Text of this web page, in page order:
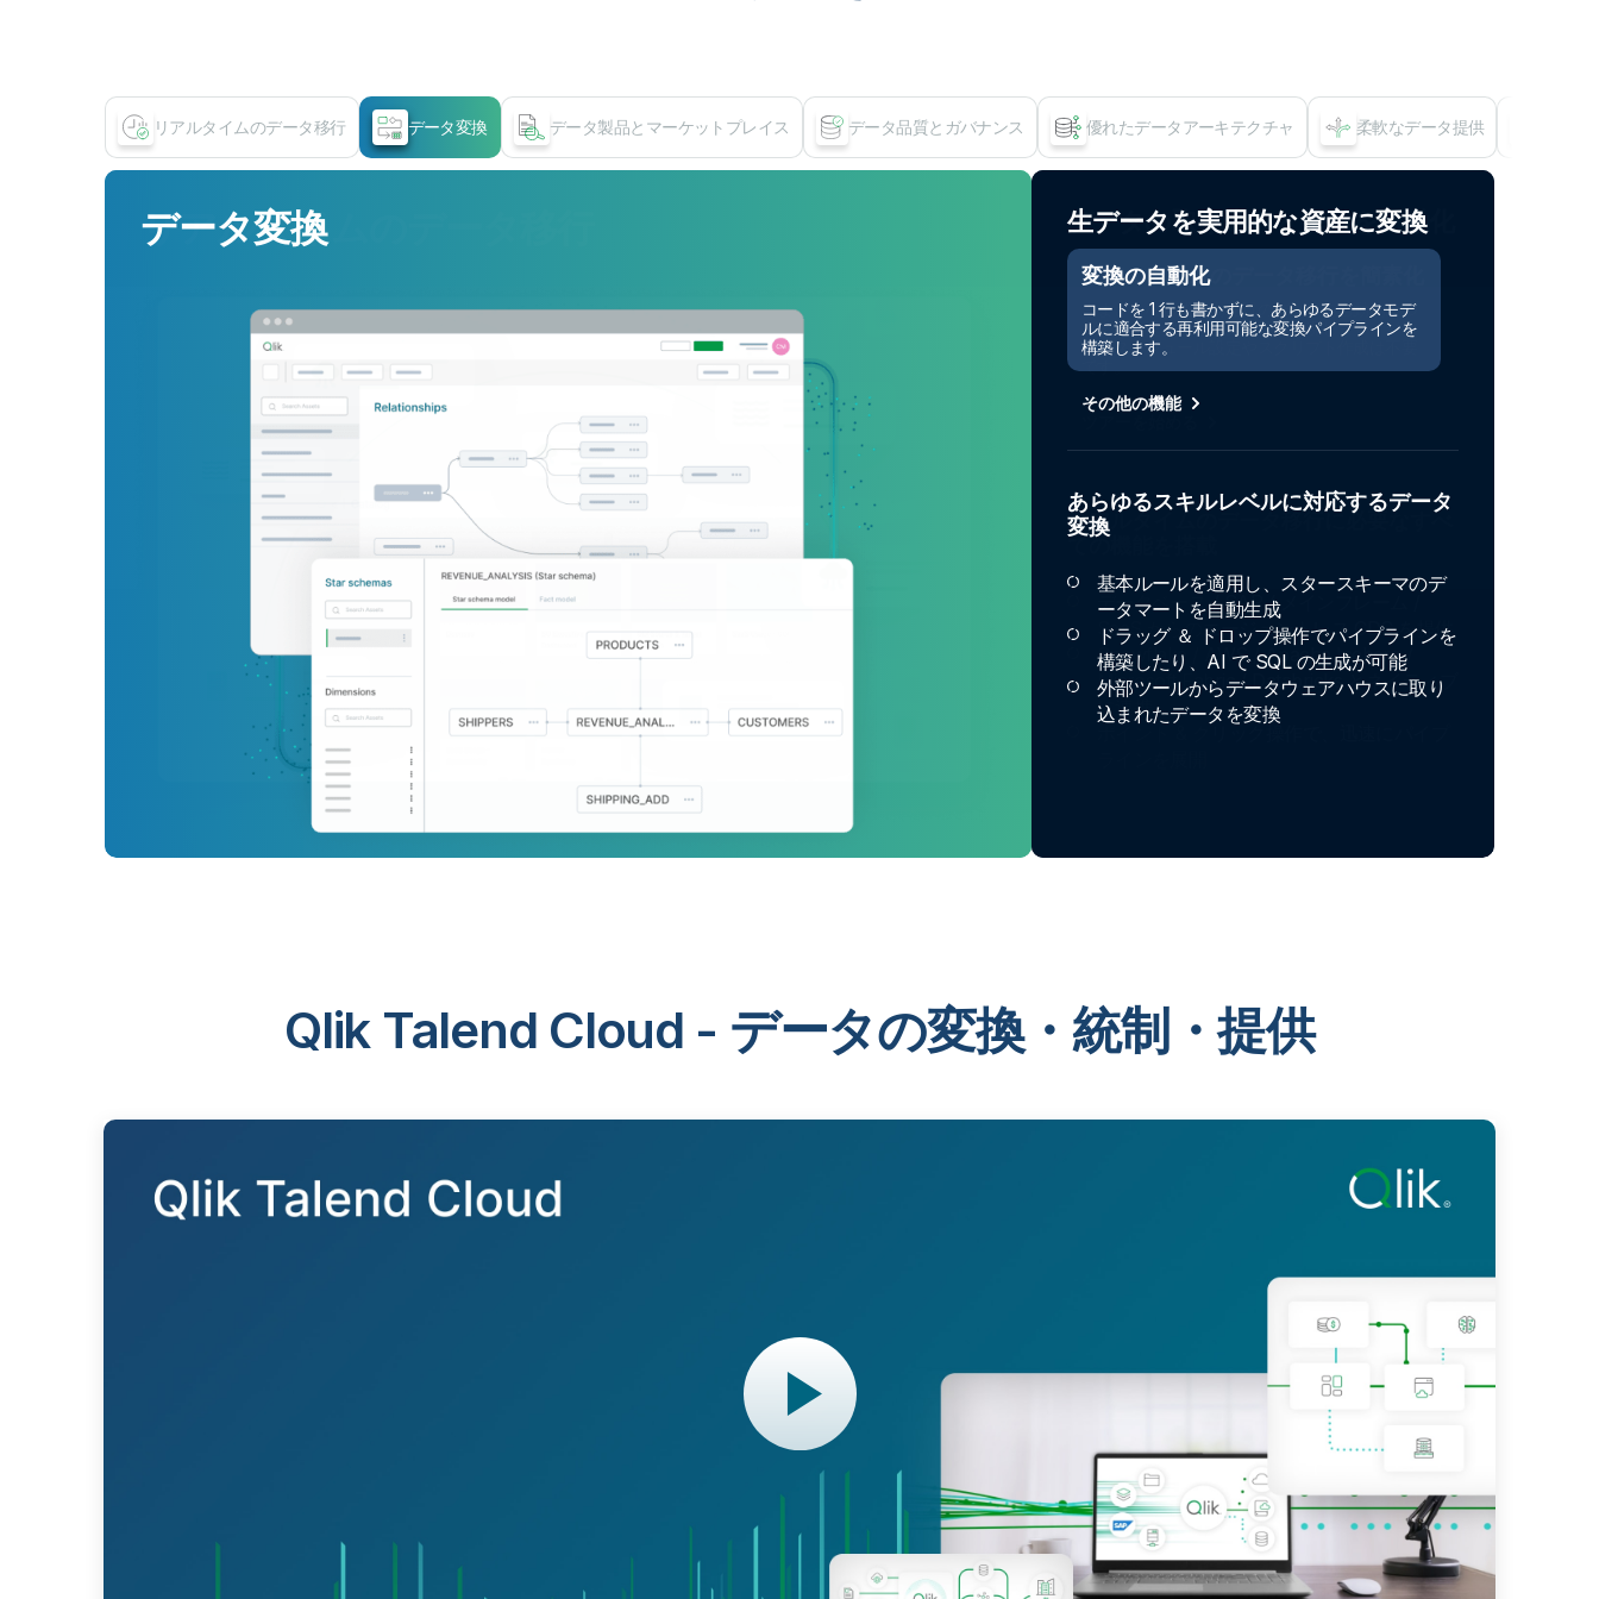
リアルタイムのデータ移行 データ変換 データ製品とマーケットプレイス データ品質とガバナンス 優れたデータアーキテクチャ 柔軟なデータ提供
データ変換 生データを実用的な資産に変換
変換の自動化
コードを 1 行も書かずに、あらゆるデータモデ
ルに適合する再利用可能な変換パイプラインを
構築します。
その他の機能
あらゆるスキルレベルに対応するデータ
変換
基本ルールを適用し、スタースキーマのデ
ータマートを自動生成
ドラッグ ＆ ドロップ操作でパイプラインを
構築したり、AI で SQL の生成が可能
外部ツールからデータウェアハウスに取り
込まれたデータを変換
Qlik Talend Cloud - データの変換・統制・提供